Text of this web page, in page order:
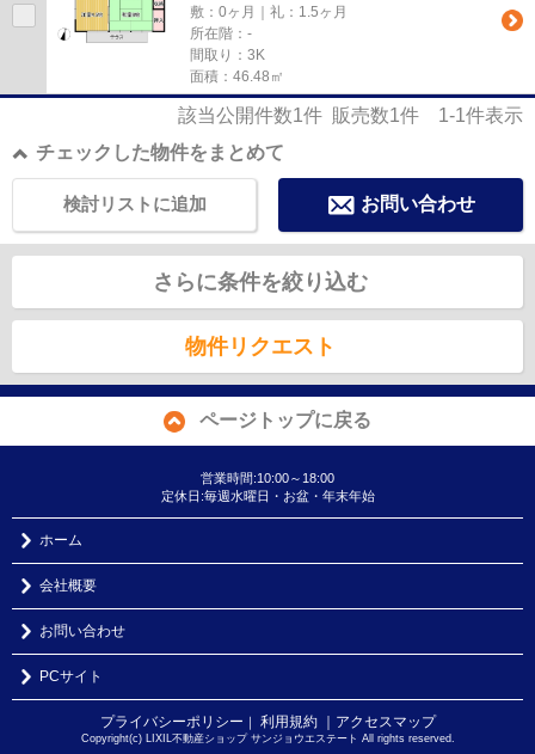
敷：0ヶ月｜礼：1.5ヶ月
所在階：-
間取り：3K
面積：46.48㎡
該当公開件数1件 販売数1件 1-1件表示
チェックした物件をまとめて
お問い合わせ
検討リストに追加
さらに条件を絞り込む
物件リクエスト
ページトップに戻る
営業時間:10:00～18:00
定休日:毎週水曜日・お盆・年末年始
ホーム
会社概要
お問い合わせ
PCサイト
プライバシーポリシー ｜ 利用規約 ｜アクセスマップ
Copyright(c) LIXIL不動産ショップ サンジョウエステート All rights reserved.